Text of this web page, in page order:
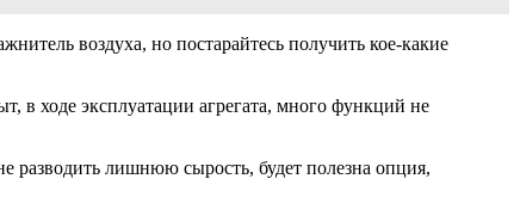
воздуха, но постарайтесь получить кое-какие
в ходе эксплуатации агрегата, много функций не
разводить лишнюю сырость, будет полезна опция,